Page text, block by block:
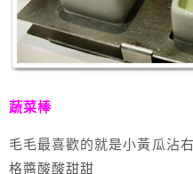
蔬菜棒
毛毛最喜歡的就是小黃瓜沾
格醬酸酸甜甜